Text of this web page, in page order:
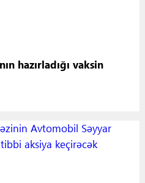
hazırladığı vaksin